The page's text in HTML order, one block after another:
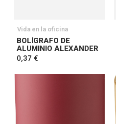
Vida en la oficina
BOLÍGRAFO DE
ALUMINIO ALEXANDER
0,37 €